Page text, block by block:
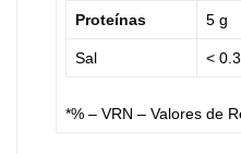
Proteínas 5 g
Sal <
*% – VRN – Valores de